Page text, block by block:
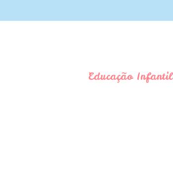
Educação Infantil